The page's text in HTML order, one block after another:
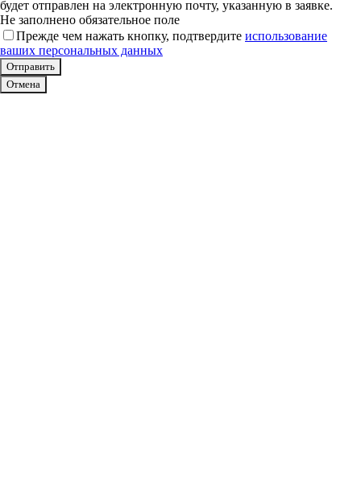
будет отправлен на электронную почту, указанную в заявке.
Не заполнено обязательное поле
Прежде чем нажать кнопку, подтвердите использование
ваших персональных данных
Отмена